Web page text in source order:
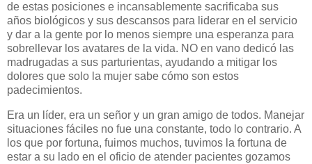
de estas posiciones e incansablemente sacrificaba sus
años biológicos y sus descansos para liderar en el servicio
y dar a la gente por lo menos siempre una esperanza para
sobrellevar los avatares de la vida. NO en vano dedicó las
madrugadas a sus parturientas, ayudando a mitigar los
dolores que solo la mujer sabe cómo son estos
padecimientos.
Era un líder, era un señor y un gran amigo de todos. Manejar
situaciones fáciles no fue una constante, todo lo contrario. A
los que por fortuna, fuimos muchos, tuvimos la fortuna de
estar a su lado en el oficio de atender pacientes gozamos